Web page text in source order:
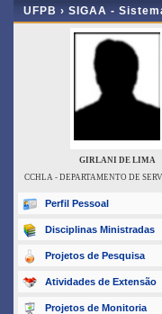
UFPB › SIGAA -
GIRLANI DE LIMA
CCHLA - DEPARTAMENTO DE
Perfil Pessoal
Disciplinas Ministradas
Projetos de Pesquisa
Atividades de Extensão
Projetos de Monitoria